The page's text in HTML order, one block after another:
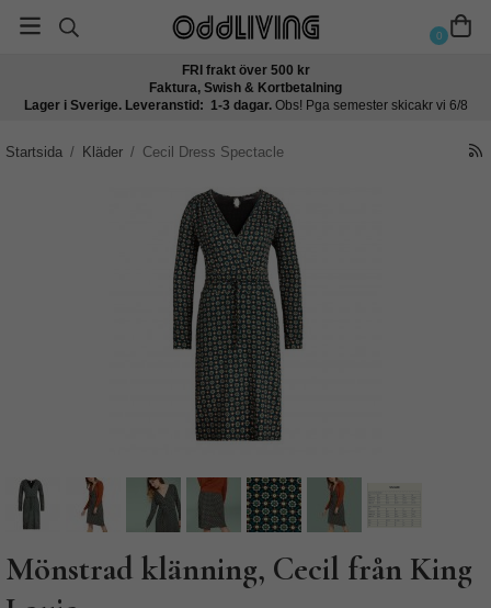
0
FRI frakt över 500 kr
Faktura, Swish & Kortbetalning
Lager i Sverige. Leveranstid: 1-3 dagar. Obs! Pga semester skicakr vi 6/8
Startsida / Kläder / Cecil Dress Spectacle
Mönstrad klänning, Cecil från King